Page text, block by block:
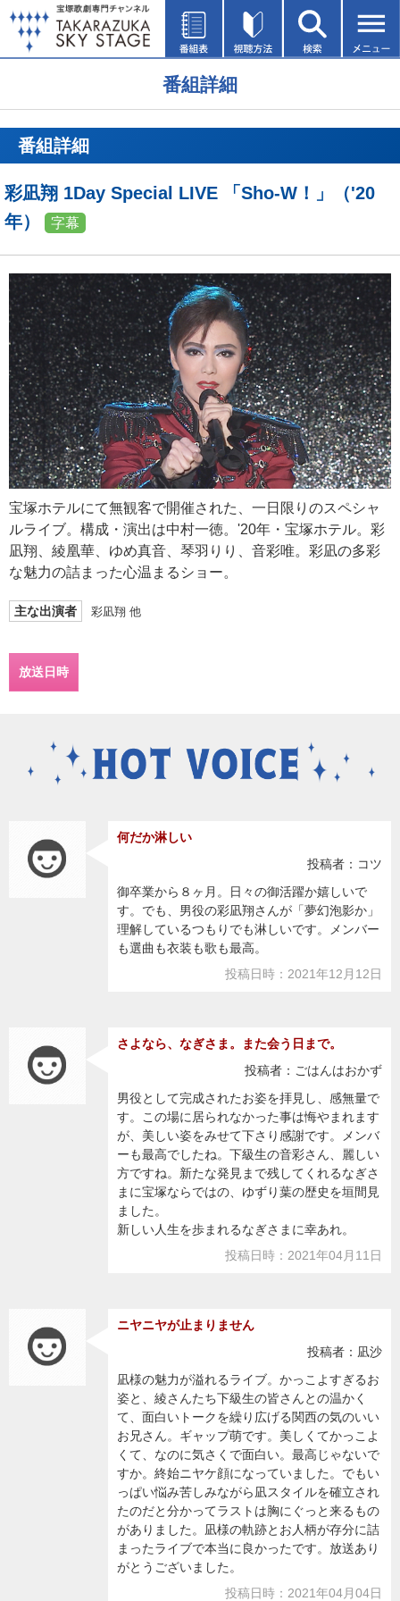
番組詳細
番組詳細
彩凪翔 1Day Special LIVE 「Sho-W！」（'20
年）
字幕
宝塚ホテルにて無観客で開催された、一日限りのスペシャ
ルライブ。構成・演出は中村一徳。'20年・宝塚ホテル。彩
凪翔、綾凰華、ゆめ真音、琴羽りり、音彩唯。彩凪の多彩
な魅力の詰まった心温まるショー。
主な出演者 彩凪翔 他
放送日時
何だか淋しい
投稿者：コツ
御卒業から８ヶ月。日々の御活躍か嬉しいで
す。でも、男役の彩凪翔さんが「夢幻泡影か」
理解しているつもりでも淋しいです。メンバー
も選曲も衣装も歌も最高。
投稿日時：2021年12月12日
さよなら、なぎさま。また会う日まで。
投稿者：ごはんはおかず
男役として完成されたお姿を拝見し、感無量で
す。この場に居られなかった事は悔やまれます
が、美しい姿をみせて下さり感謝です。メンバ
ーも最高でしたね。下級生の音彩さん、麗しい
方ですね。新たな発見まで残してくれるなぎさ
まに宝塚ならではの、ゆずり葉の歴史を垣間見
ました。
新しい人生を歩まれるなぎさまに幸あれ。
投稿日時：2021年04月11日
ニヤニヤが止まりません
投稿者：凪沙
凪様の魅力が溢れるライブ。かっこよすぎるお
姿と、綾さんたち下級生の皆さんとの温かく
て、面白いトークを繰り広げる関西の気のいい
お兄さん。ギャップ萌です。美しくてかっこよ
くて、なのに気さくで面白い。最高じゃないで
すか。終始ニヤケ顔になっていました。でもい
っぱい悩み苦しみながら凪スタイルを確立され
たのだと分かってラストは胸にぐっと来るもの
がありました。凪様の軌跡とお人柄が存分に詰
まったライブで本当に良かったです。放送あり
がとうございました。
投稿日時：2021年04月04日